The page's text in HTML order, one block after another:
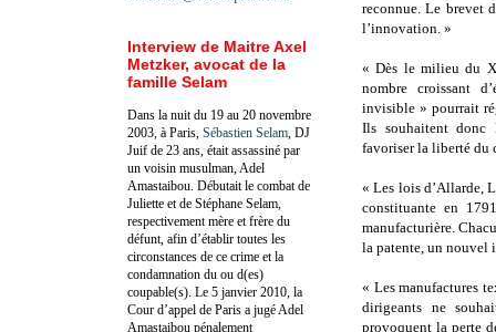
reconnue. Le brevet
l’innovation. »
« Dès le milieu du
nombre croissant
invisible » pourrait
Ils souhaitent donc
favoriser la liberté du
« Les lois d’Allarde,
constituante en
manufacturière.
la patente, un nouvel
« Les manufactures
dirigeants ne
provoquent la perte
Interview de Maitre Axel
Metzker, avocat de la
famille Selam
Dans la nuit du 19 au 20 novembre
2003, à Paris, Sébastien Selam , DJ
Juif de 23 ans, était assassiné par
un voisin musulman, Adel
Amastaibou. Débutait le combat de
Juliette et de Stéphane Selam,
respectivement mère et frère du
défunt, afin d’établir toutes les
circonstances de ce crime et la
condamnation du ou d(es)
coupable(s). Le 5 janvier 2010, la
Cour d’appel de Paris a jugé Adel
Amastaibou pénalement